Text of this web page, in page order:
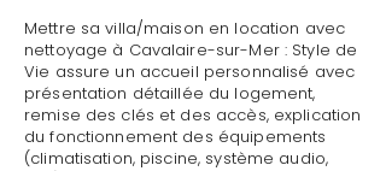
Mettre sa villa/maison en location avec
nettoyage à Cavalaire-sur-Mer : Style de
Vie assure un accueil personnalisé avec
présentation détaillée du logement,
remise des clés et des accès, explication
du fonctionnement des équipements
(climatisation, piscine, système audio,